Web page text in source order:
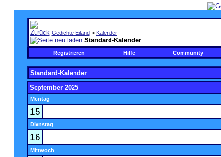
Gedichte-Eiland > Kalender
Standard-Kalender
Registrieren Hilfe Community
Standard-Kalender
September 2025
Montag
15
Dienstag
16
Mittwoch